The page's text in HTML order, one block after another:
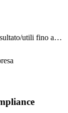
utili fino a…